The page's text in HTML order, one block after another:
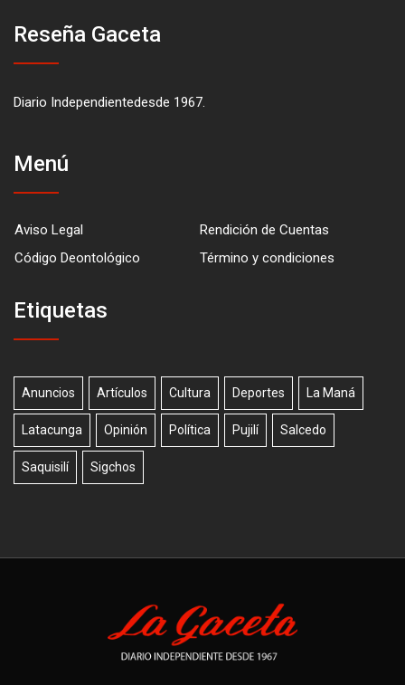
Reseña Gaceta
Diario Independientedesde 1967.
Menú
Aviso Legal
Rendición de Cuentas
Código Deontológico
Término y condiciones
Etiquetas
Anuncios Artículos Cultura Deportes La Maná
Latacunga Opinión Política Pujilí Salcedo
Saquisilí Sigchos